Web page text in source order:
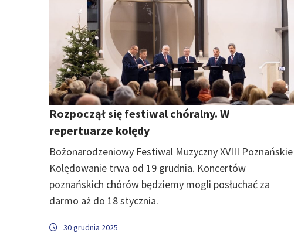
Rozpoczął się festiwal chóralny. W
repertuarze kolędy
Bożonarodzeniowy Festiwal Muzyczny XVIII Poznańskie
Kolędowanie trwa od 19 grudnia. Koncertów
poznańskich chórów będziemy mogli posłuchać za
darmo aż do 18 stycznia.
30 grudnia 2025